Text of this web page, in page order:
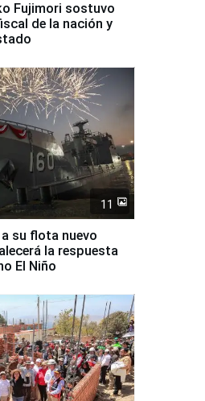
Fujimori sostuvo
de la nación y
11
su flota nuevo
la respuesta
El Niño